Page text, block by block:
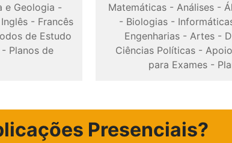
e Geologia -
Inglês- Francês
de Estudo
Planos de
Matemáticas- Análises-
- Biologias -
Engenharias- Artes-
Ciências Políticas -
para Exames -
Presenciais?